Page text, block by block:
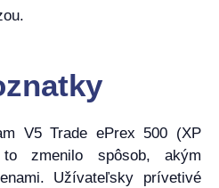
V5 Trade ePrex 500 (XP
zmenilo spôsob, akým
Užívateľsky prívetivé